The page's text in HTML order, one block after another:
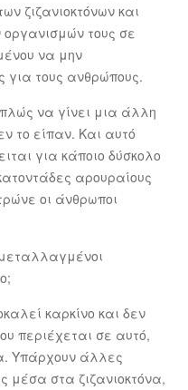
ζιζανιοκτόνων και
οργανισμών τους σε
να μην
για τους ανθρώπους.
να γίνει μια άλλη
το είπαν. Και αυτό
για κάποιο δύσκολο
αρουραίους
οι άνθρωποι
μεταλλαγμένοι
καρκίνο και δεν
περιέχεται σε αυτό,
Υπάρχουν άλλες
μέσα στα ζιζανιοκτόνα,